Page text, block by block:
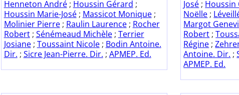
Henneton André; Houssin Gérard ;
Houssin Marie-José; Massicot Monique;
Molinier Pierre; Raulin Laurence; Rocher
Robert; Sénémeaud Michèle; Terrier
Josiane; Toussaint Nicole; Bodin Antoine.
Dir. ; Sicre Jean-Pierre. Dir. ; APMEP. Ed.
José ; Houssin
Noëlle ;
Margot
Robert ;
Régine ;
Antoine. Dir. ;
APMEP. Ed.